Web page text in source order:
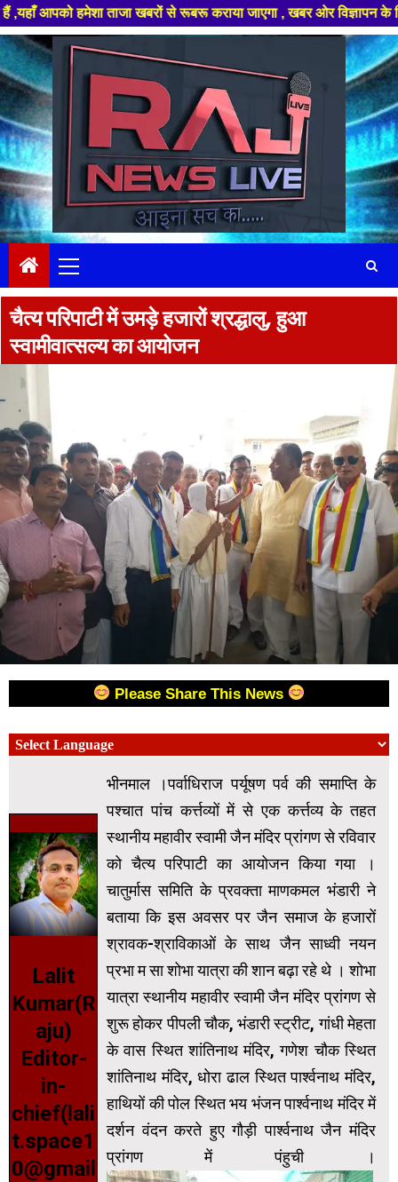
ताजा खबरों से रूबरू कराया जाएगा , खबर ओर विज्ञापन के लिए
Skip
to
content
Menu
चैत्य परिपाटी में उमड़े हजारों श्रद्धालु, हुआ
स्वामीवात्सल्य का आयोजन
Please Share This News
Lalit
Kumar(R
aju)
Editor-
in-
chief(lali
t.space1
0@gmail
भीनमाल ।पर्वाधिराज पर्यूषण पर्व की समाप्ति के
पश्चात पांच कर्त्तव्यों में से एक कर्त्तव्य के तहत
स्थानीय महावीर स्वामी जैन मंदिर प्रांगण से रविवार
को चैत्य परिपाटी का आयोजन किया गया ।
चातुर्मास समिति के प्रवक्ता माणकमल भंडारी ने
बताया कि इस अवसर पर जैन समाज के हजारों
श्रावक-श्राविकाओं के साथ जैन साध्वी नयन
प्रभा म सा शोभा यात्रा की शान बढ़ा रहे थे । शोभा
यात्रा स्थानीय महावीर स्वामी जैन मंदिर प्रांगण से
शुरू होकर पीपली चौक, भंडारी स्ट्रीट, गांधी मेहता
के वास स्थित शांतिनाथ मंदिर, गणेश चौक स्थित
शांतिनाथ मंदिर, धोरा ढाल स्थित पार्श्वनाथ मंदिर,
हाथियों की पोल स्थित भय भंजन पार्श्वनाथ मंदिर में
दर्शन वंदन करते हुए गौड़ी पार्श्वनाथ जैन मंदिर
प्रांगण में पंहुची ।